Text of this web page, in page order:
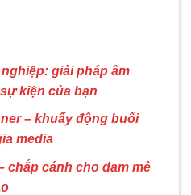
giải pháp âm
kiện của bạn
– khuấy động buổi
media
chắp cánh cho đam mê